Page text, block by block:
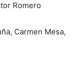
Romero
Carmen Mesa,